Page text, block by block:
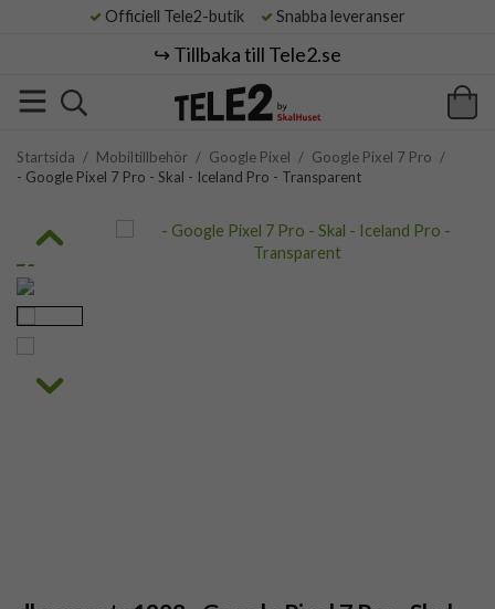
Officiell Tele2-butik Snabba leveranser
↪️ Tillbaka till Tele2.se
Startsida / Mobiltillbehör / Google Pixel / Google Pixel 7 Pro /
- Google Pixel 7 Pro - Skal - Iceland Pro - Transparent